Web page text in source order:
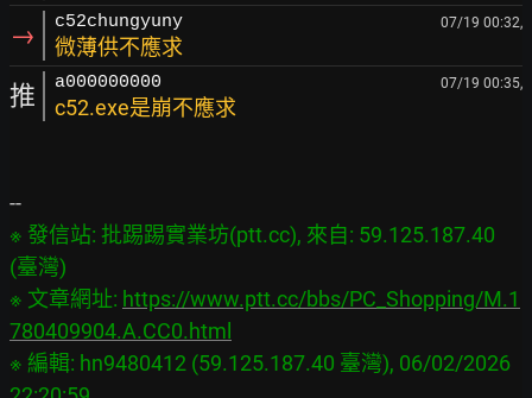
→ c52chungyuny 07/19 00:32,
微薄供不應求
推 a000000000 07/19 00:35,
c52.exe是崩不應求
※ 發信站: 批踢踢實業坊(ptt.cc), 來自: 59.125.187.40
(臺灣)
※ 文章網址: https://www.ptt.cc/bbs/PC_Shopping/M.1
780409904.A.CC0.html
※ 編輯: hn9480412 (59.125.187.40 臺灣), 06/02/2026